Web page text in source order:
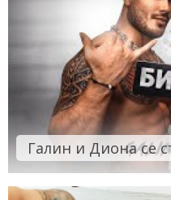
Галин и Диона се